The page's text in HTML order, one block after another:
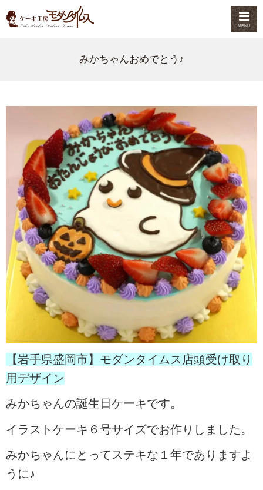
MENU
みかちゃんおめでとう♪
【岩手県盛岡市】モダンタイムス店頭受け取り
用デザイン
みかちゃんの誕生日ケーキです。
イラストケーキ６号サイズでお作りしました。
みかちゃんにとってステキな１年でありますよ
うに♪